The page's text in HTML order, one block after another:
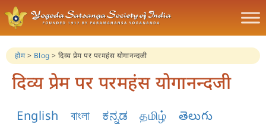
होम> Blog > दिव्य प्रेम पर परमहंस योगानन्दजी
दिव्य प्रेम पर परमहंस योगानन्दजी
English বাংলা ಕನ್ನಡ தமிழ் తెలుగు